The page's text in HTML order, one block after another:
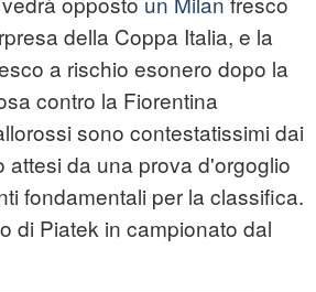
della Coppa Italia, e la
a rischio esonero dopo la
contro la Fiorentina
sono contestatissimi dai
attesi da una prova d'orgoglio
fondamentali per la classifica.
di Piatek in campionato dal